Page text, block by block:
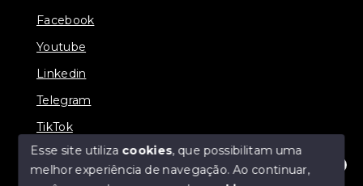
Facebook
Youtube
Linkedin
Telegram
TikTok
Esse site utiliza cookies, que possibilitam uma
melhor experiência de navegação.Ao continuar,